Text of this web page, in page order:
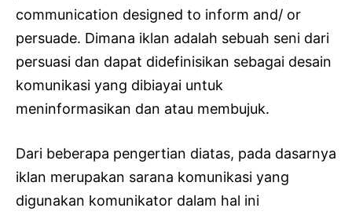
communication designed to inform and/ or
persuade. Dimana iklan adalah sebuah seni dari
persuasi dan dapat didefinisikan sebagai desain
komunikasi yang dibiayai untuk
meninformasikan dan atau membujuk.
Dari beberapa pengertian diatas, pada dasarnya
iklan merupakan sarana komunikasi yang
digunakan komunikator dalam hal ini